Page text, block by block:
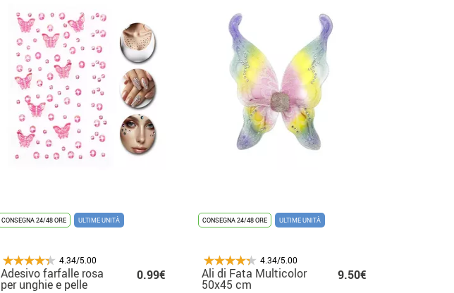
CONSEGNA 24/48 ORE ULTIME UNITÀ
4.34/5.00
Adesivo farfalle rosa
per unghie e pelle
0.99€
CONSEGNA 24/48 ORE ULTIME UNITÀ
4.34/5.00
Ali di Fata Multicolor
50x45 cm
9.50€